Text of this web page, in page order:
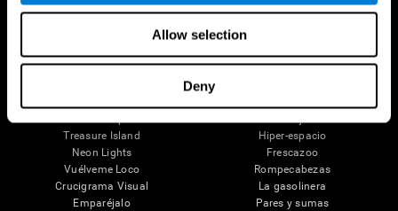
Allow selection
Deny
Mini Crucigrama
Crystal Miner
Treasure Island
Neon Lights
Vuélveme Loco
Crucigrama Visual
Emparéjalo
Línea de Caramelos
Dígitos
Hiper-espacio
Frescazoo
Rompecabezas
La gasolinera
Pares y sumas